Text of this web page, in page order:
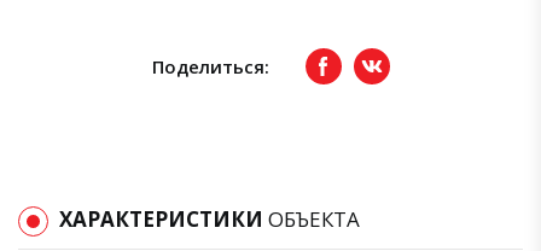
Поделиться: FacebookвКонтакте
ХАРАКТЕРИСТИКИ ОБЪЕКТА